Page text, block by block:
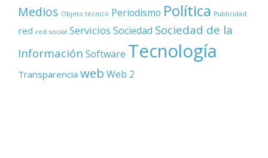
Medios Objeto técnico Periodismo Política Publicidad
red red social Servicios Sociedad Sociedad de la
Información Software Tecnología
Transparencia web Web 2